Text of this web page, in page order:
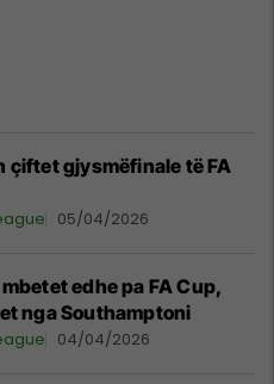
çiftet gjysmëfinale të FA
05/04/2026
edhe pa FA Cup,
nga Southamptoni
04/04/2026